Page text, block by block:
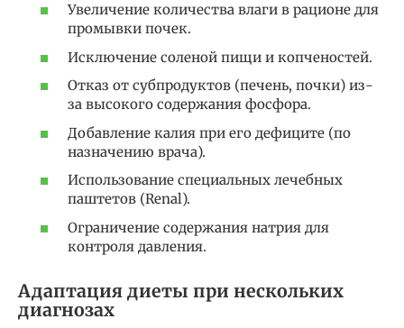
Увеличение количества влаги в рационе для
промывки почек.
Исключение соленой пищи и копченостей.
Отказ от субпродуктов (печень, почки) из-
за высокого содержания фосфора.
Добавление калия при его дефиците (по
назначению врача).
Использование специальных лечебных
паштетов (Renal).
Ограничение содержания натрия для
контроля давления.
Адаптация диеты при нескольких
диагнозах